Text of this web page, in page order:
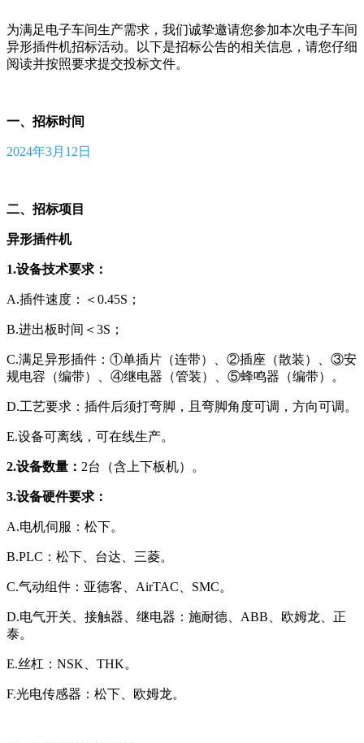
为满足电子车间生产需求，我们诚挚邀请您参加本次电子车间
异形插件机招标活动。以下是招标公告的相关信息，请您仔细
阅读并按照要求提交投标文件。
一、招标时间
2024年3月12日
二、招标项目
异形插件机
1.设备技术要求：
A.插件速度：＜0.45S；
B.进出板时间＜3S；
C.满足异形插件：①单插片（连带）、②插座（散装）、③安
规电容（编带）、④继电器（管装）、⑤蜂鸣器（编带）。
D.工艺要求：插件后须打弯脚，且弯脚角度可调，方向可调。
E.设备可离线，可在线生产。
2.设备数量： 2台（含上下板机）。
3.设备硬件要求：
A.电机伺服：松下。
B.PLC：松下、台达、三菱。
C.气动组件：亚德客、AirTAC、SMC。
D.电气开关、接触器、继电器：施耐德、ABB、欧姆龙、正
泰。
E.丝杠：NSK、THK。
F.光电传感器：松下、欧姆龙。